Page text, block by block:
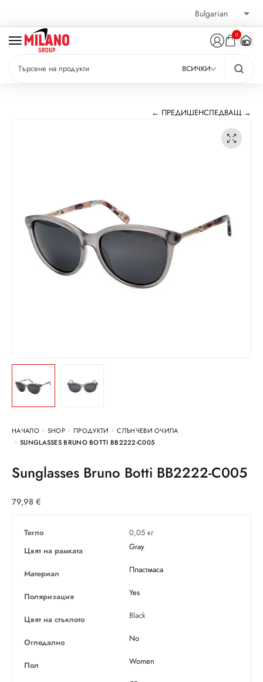
0
ВСИЧКИ
← ПРЕДИШЕНСЛЕДВАЩ →
НАЧАЛО SHOP ПРОДУКТИ
СЛЪНЧЕВИ ОЧИЛА
SUNGLASSES BRUNO BOTTI BB2222-C005
Sunglasses Bruno Botti BB2222-C005
79,98 €
Тегло
0,05 кг
Цвят на рамката
Gray
Материал Пластмаса
Поляризация Yes
Цвят на стъклото Black
Огледално No
Пол Women